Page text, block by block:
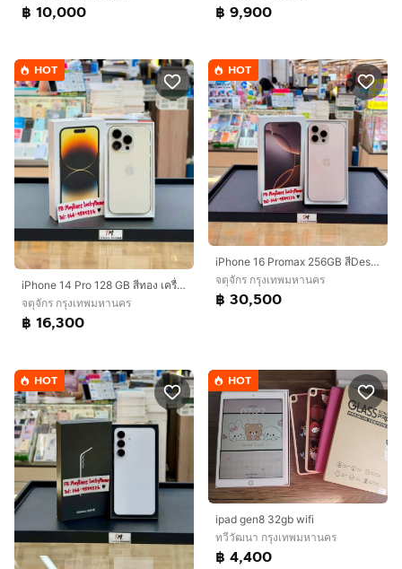
฿ 10,000 ฿ 9,900
HOT
iPhone 14 Pro 128 GB สีทอง เครื่องสวยมาก
จตุจักร กรุงเทพมหานคร
฿ 16,300
HOT
iPhone 16 Promax 256GB สีDesert สวยมากๆ
จตุจักร กรุงเทพมหานคร
฿ 30,500
HOT HOT
ipad gen8 32gb wifi
ทวีวัฒนา กรุงเทพมหานคร
฿ 4,400